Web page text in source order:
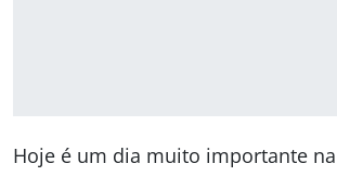
Hoje é um dia muito importante